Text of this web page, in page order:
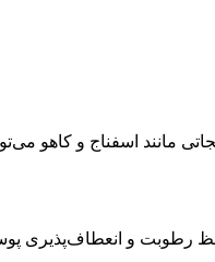
اسفناج و کاهو
بهبود سلامت پوست صورت شما را تسریع کنند. این ماهی‌ها حاوی اسیدهای چرب امگا-3 هستند که به حفظ